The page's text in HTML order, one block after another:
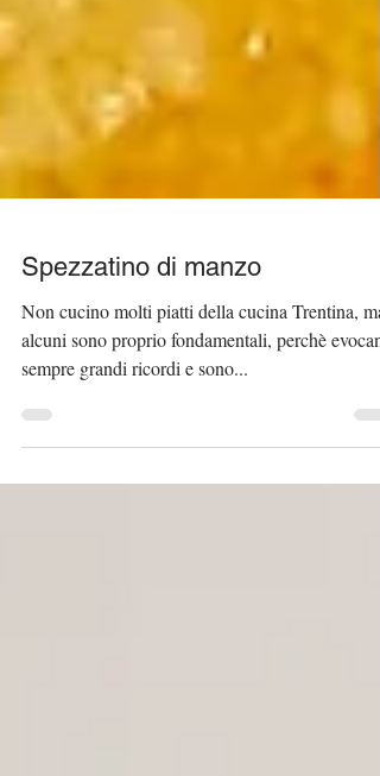
Spezzatino di manzo
Non cucino molti piatti della cucina Trentina, ma
alcuni sono proprio fondamentali, perchè evocano